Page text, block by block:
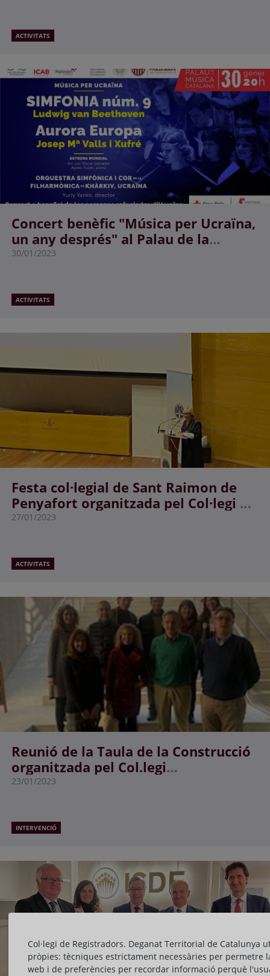
ACTIVITATS
Concert benèfic "Música per Ucraïna,
un any després" al Palau de la
Música Catalana
30/01/2023
ACTIVITATS
Festa col·legial de Sant Raimon de
Penyafort organitzada pel Col·legi de
l’Advocacia de Lleida
27/01/2023
ACTIVITATS
Reunió de la Taula de la Construcció
organitzada pel Col.legi
d'Arquitectes de Catalunya
23/01/2023
INTERVENCIÓ
Col·legi de Registradors. Deganat Territorial de Catalunya
pròpies: tècniques estrictament necessàries per permetre
web i de preferències per recordar informació perquè